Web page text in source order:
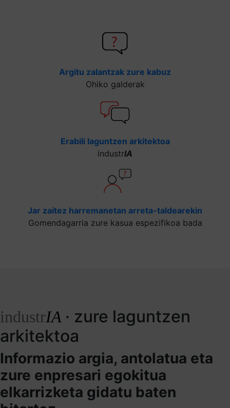
Argitu zalantzak zure kabuz
Ohiko galderak
Erabili laguntzen arkitektoa
industrIA
Jar zaitez harremanetan arreta-taldearekin
Gomendagarria zure kasua espezifikoa bada
industrIA · zure laguntzen
arkitektoa
Informazio argia, antolatua eta
zure enpresari egokitua
elkarrizketa gidatu baten